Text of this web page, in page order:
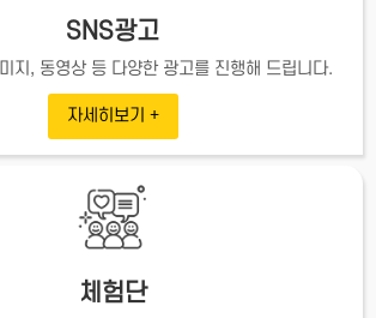
SNS광고
지, 동영상 등다양한 광고를 진행해 드립니다.
자세히보기 +
체험단